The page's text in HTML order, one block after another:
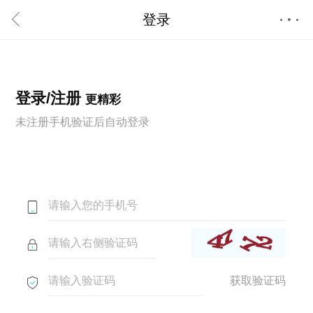
登录
登录/注册更精彩
未注册手机验证后自动登录
获取验证码